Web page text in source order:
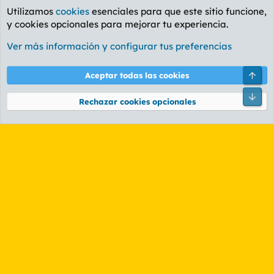
Foro General
Cookies
PL OLDSTYLE AMARILLO
Términos y reglas Política de privacidad Ayuda
Community platform by XenForo® © 2010-2026 XenForo Ltd.
Utilizamos cookies esenciales para que este sitio funcione,
y cookies opcionales para mejorar tu experiencia.
Ver más información y configurar tus preferencias
Aceptar todas las cookies
Rechazar cookies opcionales
Pie